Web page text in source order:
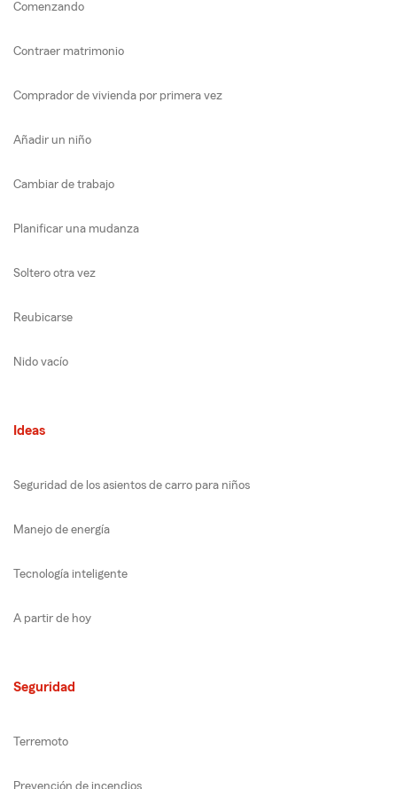
Comenzando
Contraer matrimonio
Comprador de vivienda por primera vez
Añadir un niño
Cambiar de trabajo
Planificar una mudanza
Soltero otra vez
Reubicarse
Nido vacío
Ideas
Seguridad de los asientos de carro para niños
Manejo de energía
Tecnología inteligente
A partir de hoy
Seguridad
Terremoto